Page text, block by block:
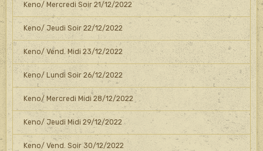
Keno/ Mercredi Soir 21/12/2022
Keno/ Jeudi Soir 22/12/2022
Keno/ Vend. Midi 23/12/2022
Keno/ Lundi Soir 26/12/2022
Keno/ Mercredi Midi 28/12/2022
Keno/ Jeudi Midi 29/12/2022
Keno/ Vend. Soir 30/12/2022